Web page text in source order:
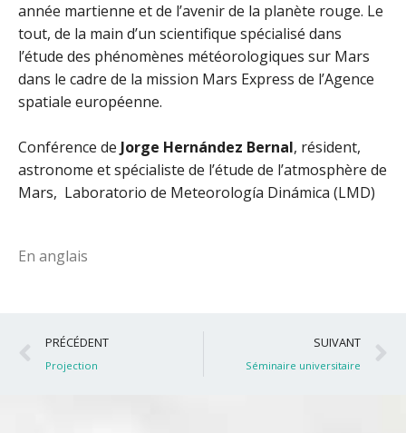
année martienne et de l’avenir de la planète rouge. Le
tout, de la main d’un scientifique spécialisé dans
l’étude des phénomènes météorologiques sur Mars
dans le cadre de la mission Mars Express de l’Agence
spatiale européenne.
Conférence de Jorge Hernández Bernal, résident,
astronome et spécialiste de l’étude de l’atmosphère de
Mars, Laboratorio de Meteorología Dinámica (LMD)
En anglais
Précédent
PRÉCÉDENT
Projection
SUIVANT
Séminaire universitaire